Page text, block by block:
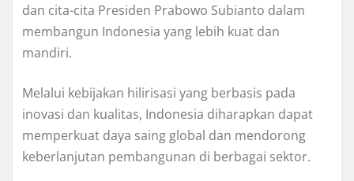
dan cita-cita Presiden Prabowo Subianto dalam
membangun Indonesia yang lebih kuat dan
mandiri.
Melalui kebijakan hilirisasi yang berbasis pada
inovasi dan kualitas, Indonesia diharapkan dapat
memperkuat daya saing global dan mendorong
keberlanjutan pembangunan di berbagai sektor.